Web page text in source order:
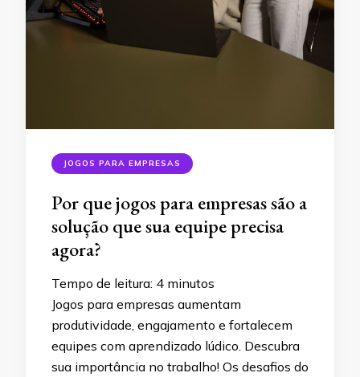
JOGOS PARA EMPRESAS
Por que jogos para empresas são a
solução que sua equipe precisa
agora?
Tempo de leitura: 4 minutos
Jogos para empresas aumentam
produtividade, engajamento e fortalecem
equipes com aprendizado lúdico. Descubra
sua importância no trabalho! Os desafios do